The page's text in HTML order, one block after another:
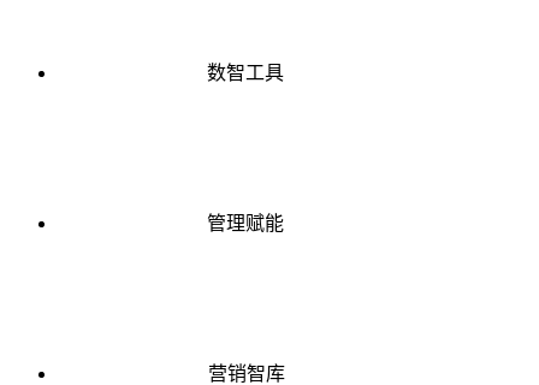
数智工具
管理赋能
营销智库